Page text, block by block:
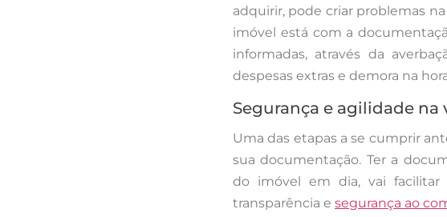
adquirir, pode criar problemas
imóvel está com a
informadas, através da
despesas extras e demora na
Segurança e agilidade
Uma das etapas a se cumprir
sua documentação. Ter a
do imóvel em dia, vai facilitar
transparência e segurança ao